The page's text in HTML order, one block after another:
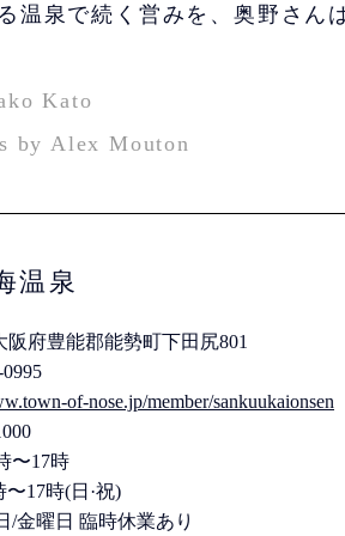
温泉で続く営みを、奥野さん
Kato
by Alex Mouton
温泉
府豊能郡能勢町下田尻801
of-nose.jp/member/sankuukaionsen
〜17時
(日·祝)
/金曜日 臨時休業あり